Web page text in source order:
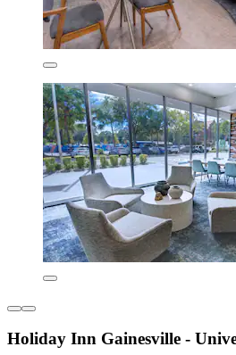
Holiday Inn Gainesville -